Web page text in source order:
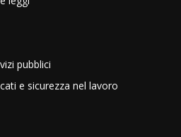
pubblici
e sicurezza nel lavoro